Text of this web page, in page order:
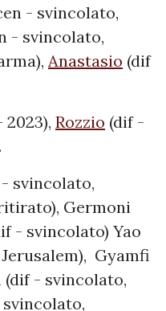
- svincolato,
- svincolato,
Anastasio (dif
2023), Rozzio (dif -
svincolato,
Germoni
- svincolato) Yao
Gyamfi
(dif - svincolato,